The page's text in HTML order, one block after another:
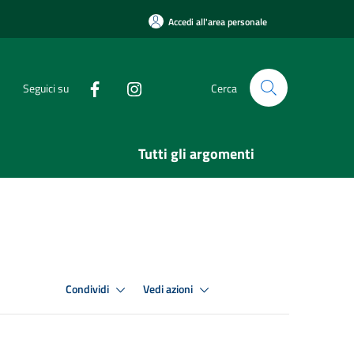
Accedi all'area personale
Seguici su Cerca
Tutti gli argomenti
Condividi Vedi azioni